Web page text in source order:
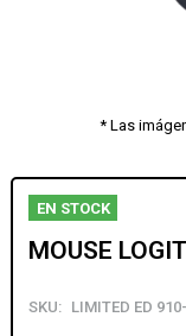
* Las
EN STOCK
MOUSE
SKU: LIMITED ED